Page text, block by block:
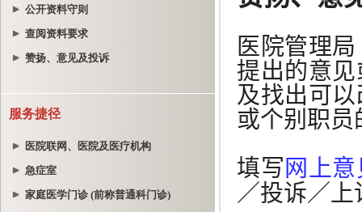
公开资料守则
查阅资料要求
赞扬、意见及投诉
服务捷径
医院联网、医院及医疗机构
急症室
家庭医学门诊 (前称普通科门诊)